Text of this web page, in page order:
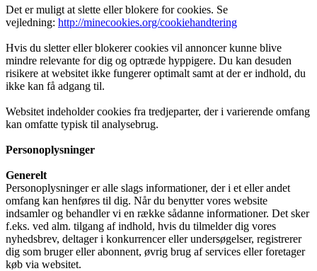
Det er muligt at slette eller blokere for cookies. Se
vejledning: http://minecookies.org/cookiehandtering
Hvis du sletter eller blokerer cookies vil annoncer kunne blive
mindre relevante for dig og optræde hyppigere. Du kan desuden
risikere at websitet ikke fungerer optimalt samt at der er indhold, du
ikke kan få adgang til.
Websitet indeholder cookies fra tredjeparter, der i varierende omfang
kan omfatte typisk til analysebrug.
Personoplysninger
Generelt
Personoplysninger er alle slags informationer, der i et eller andet
omfang kan henføres til dig. Når du benytter vores website
indsamler og behandler vi en række sådanne informationer. Det sker
f.eks. ved alm. tilgang af indhold, hvis du tilmelder dig vores
nyhedsbrev, deltager i konkurrencer eller undersøgelser, registrerer
dig som bruger eller abonnent, øvrig brug af services eller foretager
køb via websitet.